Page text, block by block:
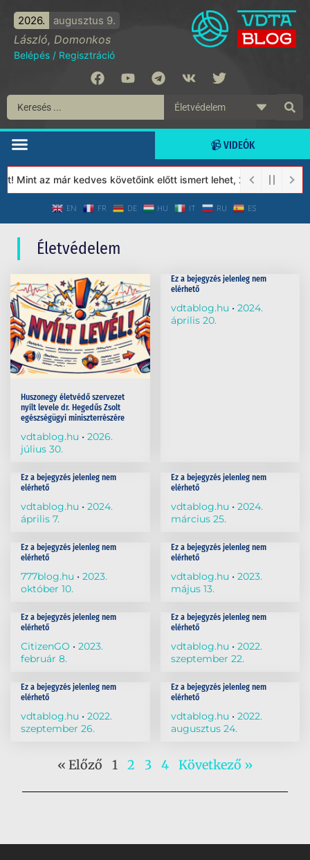
2026. augusztus 9.
László, Domonkos
Belépés / Regisztráció
📹 VIDEÓK
Mint az már kedves követőink előtt ismert lehet, 2023-tól a
EN FR DE HU IT RU ES
Életvédelem
Huszonegy életvédő szervezet
nyílt levele dr. Hegedűs Zsolt
egészségügyi miniszterrészére
vdtablog.hu
2026.
július 30.
Ez a bejegyzés jelenleg nem
elérhető
vdtablog.hu
2024.
április 20.
Ez a bejegyzés jelenleg nem
elérhető
vdtablog.hu
2024.
április 7.
Ez a bejegyzés jelenleg nem
elérhető
vdtablog.hu
2024.
március 25.
Ez a bejegyzés jelenleg nem
elérhető
777blog.hu
2023.
október 10.
Ez a bejegyzés jelenleg nem
elérhető
vdtablog.hu
2023.
május 13.
Ez a bejegyzés jelenleg nem
elérhető
CitizenGO
2023.
február 8.
Ez a bejegyzés jelenleg nem
elérhető
vdtablog.hu
2022.
szeptember 22.
Ez a bejegyzés jelenleg nem
elérhető
vdtablog.hu
2022.
szeptember 26.
Ez a bejegyzés jelenleg nem
elérhető
vdtablog.hu
2022.
augusztus 24.
« Előző 1 2 3 4 Következő »